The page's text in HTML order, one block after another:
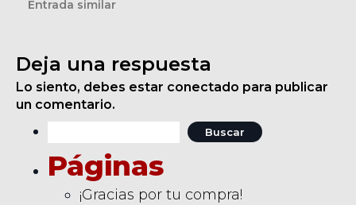
Entrada similar
Deja una respuesta
Lo siento, debes estar conectado para publicar
un comentario.
Páginas
¡Gracias por tu compra!